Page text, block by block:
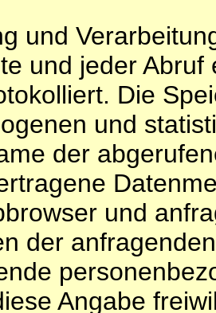
und
und jeder
Die
und
der
und
der
Angabe